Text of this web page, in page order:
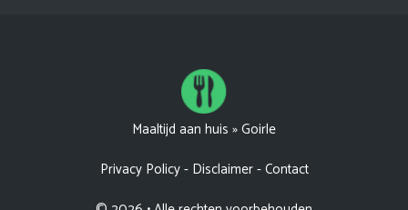
Maaltijd aan huis »Goirle
Privacy Policy- Disclaimer-Contact